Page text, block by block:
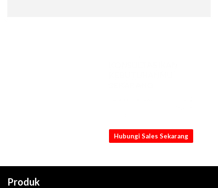
Hubungi Sales Sekarang
Produk